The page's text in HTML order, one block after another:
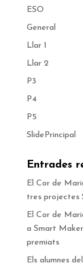
ESO
General
Llar 1
Llar 2
P3
P4
P5
SlidePrincipal
Entrades
El Cor de
tres projectes
El Cor de
a Smart
premiats
Els alumnes